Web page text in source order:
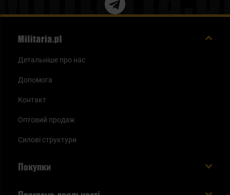
Детальніше про нас
Допомога
Контакт
Оптовий продаж
Силові структури
Покупки